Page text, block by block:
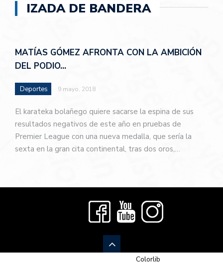
IZADA DE BANDERA
MATÍAS GÓMEZ AFRONTA CON LA AMBICIÓN
DEL PODIO…
Deportes 9 mayo, 2018
El karateka bolañego quiere sacarse la espina de sus
resultados negativos de este año en pruebas de
Premier League con una nueva medalla, que sería la
sexta en la gran cita continental, tras dos oros,…
Colorlib